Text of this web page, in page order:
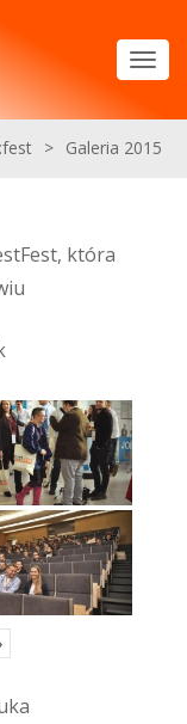
> Galeria 2015
która